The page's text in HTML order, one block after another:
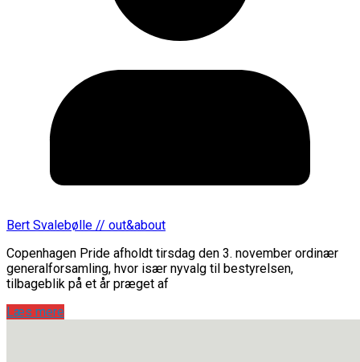
Bert Svalebølle // out&about
Copenhagen Pride afholdt tirsdag den 3. november ordinær
generalforsamling, hvor især nyvalg til bestyrelsen,
tilbageblik på et år præget af
Læs mere